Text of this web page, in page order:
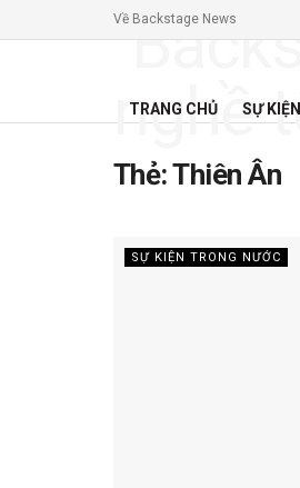
Về Backstage News
TRANG CHỦ SỰ KIỆN
Thẻ:Thiên Ân
SỰ KIỆN TRONG NƯỚC